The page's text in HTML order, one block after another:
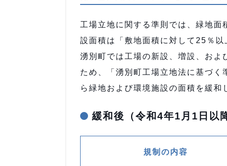
工場立地に関する準則では、緑地
設面積は「敷地面積に対して25％以
湧別町では工場の新設、増設、およ
ため、「湧別町工場立地法に基づ
ら緑地および環境施設の面積を緩和
緩和後（令和4年1月1日以
規制の内容